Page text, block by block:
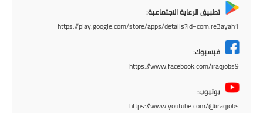
تطبيق الرعاية الاجتماعية:
https://play.google.com/store/apps/details?id=com.re3ayah1
فيسبوك:
https://www.facebook.com/iraqjobs9
يوتيوب:
https://www.youtube.com/@iraqjobs